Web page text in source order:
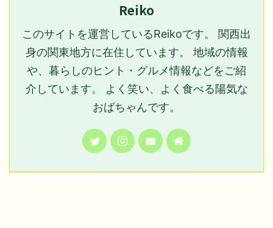
Reiko
このサイトを運営しているReikoです。 関西出
身の関東地方に在住しています。 地域の情報
や、暮らしのヒント・グルメ情報などをご紹
介しています。 よく笑い、よく食べる陽気な
おばちゃんです。